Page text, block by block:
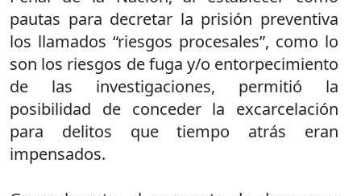
pautas para decretar la prisión preventiva
los llamados “riesgos procesales”, como lo
son los riesgos de fuga y/o entorpecimiento
de las investigaciones, permitió la
posibilidad de conceder la excarcelación
para delitos que tiempo atrás eran
impensados.